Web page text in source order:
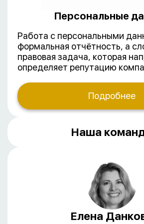
Персональные
Работа с персональными
формальная отчётность, а
правовая задача, которая
определяет репутацию
грозит миллионными
судебными исками и
Наши консультанты помогут
персональных данных» и
Подробнее
Наша
Елена